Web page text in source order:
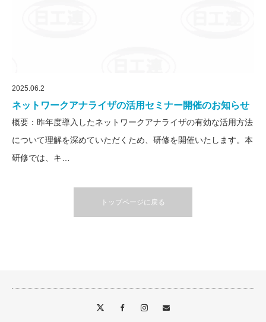
2025.06.2
ネットワークアナライザの活用セミナー開催のお知らせ
概要：昨年度導入したネットワークアナライザの有効な活用方法
について理解を深めていただくため、研修を開催いたします。本
研修では、キ…
トップページに戻る